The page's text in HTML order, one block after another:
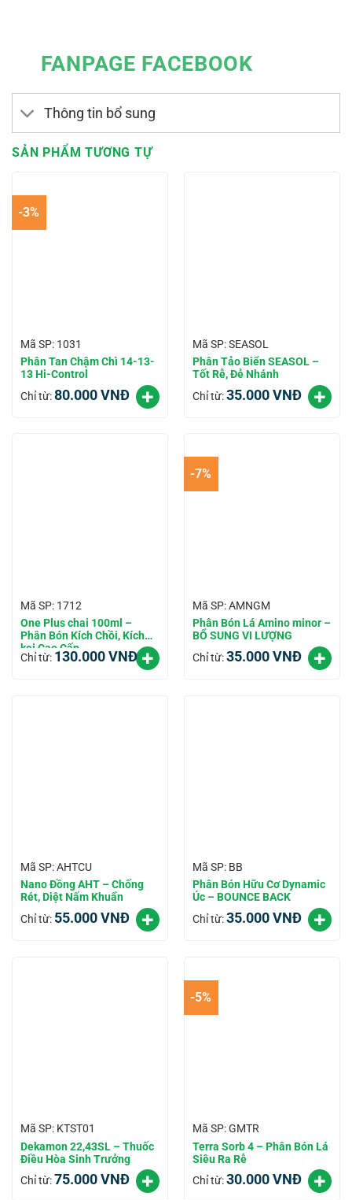
FANPAGE FACEBOOK
Thông tin bổ sung
SẢN PHẨM TƯƠNG TỰ
-3%
Mã SP: 1031
Phân Tan Chậm Chì 14-13-
13 Hi-Control
Chỉ từ:80.000VNĐ
Mã SP: SEASOL
Phân Tảo Biển SEASOL –
Tốt Rễ, Đẻ Nhánh
Chỉ từ:35.000VNĐ
Mã SP: 1712
One Plus chai 100ml –
Phân Bón Kích Chồi, Kích
kei Cao Cấp
Chỉ từ: 130.000VNĐ
-7%
Mã SP: AMNGM
Phân Bón Lá Amino minor –
BỔ SUNG VI LƯỢNG
Chỉ từ:35.000VNĐ
Mã SP: AHTCU
Nano Đồng AHT – Chống
Rét, Diệt Nấm Khuẩn
Chỉ từ: 55.000VNĐ
Mã SP: BB
Phân Bón Hữu Cơ Dynamic
Úc – BOUNCE BACK
Chỉ từ:35.000VNĐ
Mã SP: KTST01
Dekamon 22,43SL – Thuốc
Điều Hòa Sinh Trưởng
Chỉ từ:75.000VNĐ
-5%
Mã SP: GMTR
Terra Sorb 4 – Phân Bón Lá
Siêu Ra Rễ
Chỉ từ:30.000VNĐ